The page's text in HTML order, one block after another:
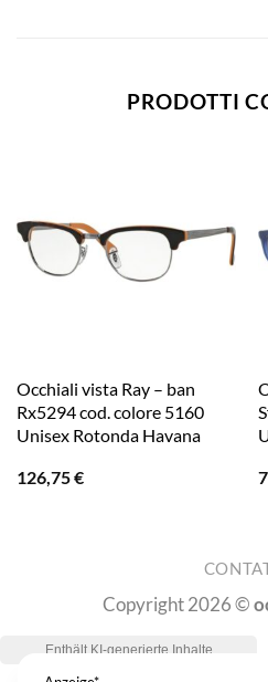
PRODOTTI
Occhiali vista Ray – ban
Rx5294 cod. colore 5160
Unisex Rotonda Havana
126,75€
Copyright 2026 ©